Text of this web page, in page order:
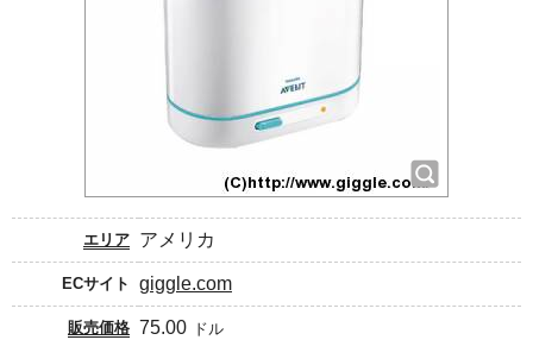
エリア アメリカ
ECサイト giggle.com
販売価格 75.00 ドル